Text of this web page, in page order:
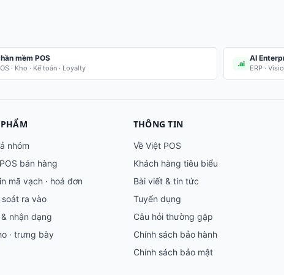
mềm POS
· Kho · Kế toán · Loyalty
.ai
AI
ERP ·
nhóm
bán hàng
mã vạch · hoá đơn
soát ra vào
& nhận dạng
· trưng bày
THÔNG TIN
Về Việt POS
Khách hàng tiêu biểu
Bài viết & tin tức
Tuyển dụng
Câu hỏi thường gặp
Chính sách bảo hành
Chính sách bảo mật